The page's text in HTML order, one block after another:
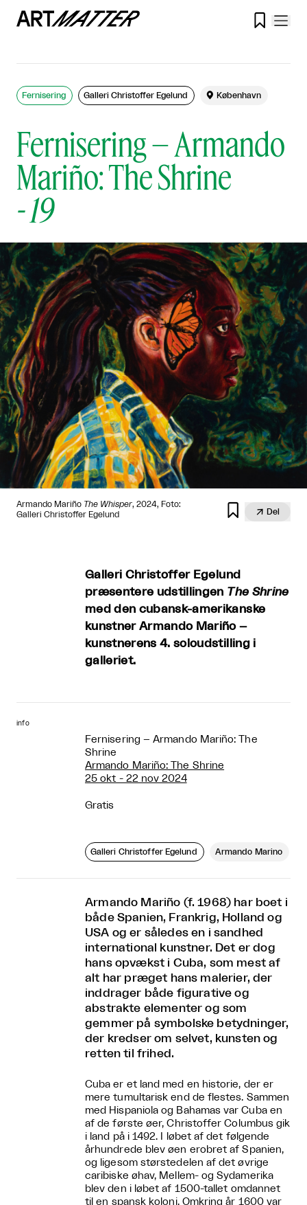

Fernisering – Armando
Mariño: The Shrine
-19
Fernisering Galleri Christoffer Egelund  København
Armando Mariño The Whisper, 2024, Foto:
Galleri Christoffer Egelund
  Del
Galleri Christoffer Egelund
præsentere udstillingen The Shrine
med den cubansk-amerikanske
kunstner Armando Mariño –
kunstnerens 4. soloudstilling i
galleriet.
info
Fernisering – Armando Mariño: The
Shrine
Armando Mariño: The Shrine
25 okt - 22 nov 2024
Gratis
Galleri Christoffer Egelund Armando Marino
Armando Mariño (f. 1968) har boet i
både Spanien, Frankrig, Holland og
USA og er således en i sandhed
international kunstner. Det er dog
hans opvækst i Cuba, som mest af
alt har præget hans malerier, der
inddrager både figurative og
abstrakte elementer og som
gemmer på symbolske betydninger,
der kredser om selvet, kunsten og
retten til frihed.
Cuba er et land med en historie, der er
mere tumultarisk end de flestes. Sammen
med Hispaniola og Bahamas var Cuba en
af de første øer, Christoffer Columbus gik
i land på i 1492. I løbet af det følgende
århundrede blev øen erobret af Spanien,
og ligesom størstedelen af det øvrige
caribiske øhav, Mellem- og Sydamerika
blev den i løbet af 1500-tallet omdannet
til en spansk koloni. Omkring år 1600 var